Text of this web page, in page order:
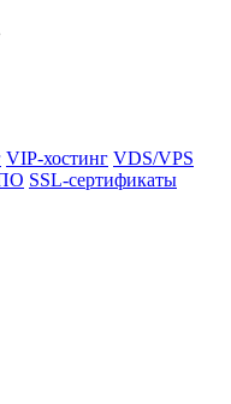
VIP-хостинг VDS/VPS
SSL-сертификаты